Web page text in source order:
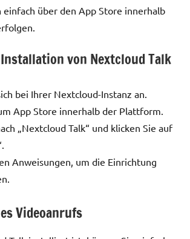
einfach über den App Store innerhalb
von Nextcloud Talk
bei Ihrer Nextcloud-Instanz an.
App Store innerhalb der Plattform.
„Nextcloud Talk“ und klicken Sie auf
Anweisungen, um die Einrichtung
Videoanrufs